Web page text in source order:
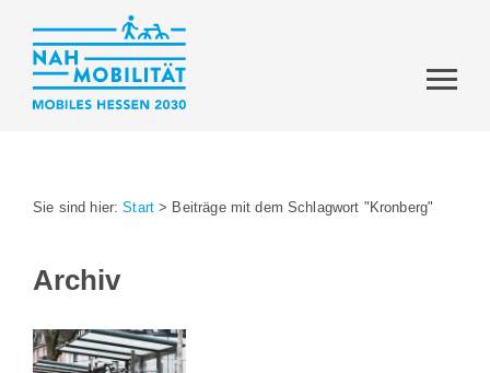
Sie sind hier:Start > Beiträge mit dem Schlagwort "Kronberg"
Archiv